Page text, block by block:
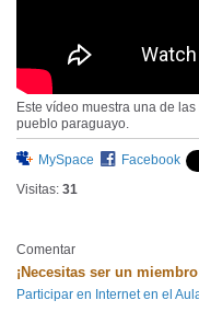
Este vídeo muestra una de
pueblo paraguayo.
MySpace
Facebook
Visitas: 31
Comentar
¡Necesitas ser un
Participar en Internet en el